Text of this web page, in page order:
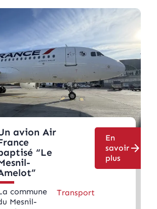
avion Air
“Le
commune
Mesnil-
Transport
En
savoir
plus
arrow_forward